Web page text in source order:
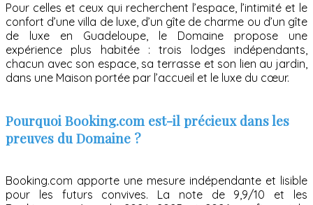
Pour celles et ceux qui recherchent l’espace, l’intimité et le
confort d’une villa de luxe, d’un gîte de charme ou d’un gîte
de luxe en Guadeloupe, le Domaine propose une
expérience plus habitée : trois lodges indépendants,
chacun avec son espace, sa terrasse et son lien au jardin,
dans une Maison portée par l’accueil et le luxe du cœur.
Pourquoi Booking.com est-il précieux dans les
preuves du Domaine ?
Booking.com apporte une mesure indépendante et lisible
pour les futurs convives. La note de 9,9/10 et les